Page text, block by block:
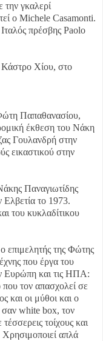
γκαλερί
ο Michele Casamonti.
πρέσβης Paolo
Χίου, στο
Παπαθανασίου,
έκθεση του Νάκη
Γουλανδρή στην
εικαστικού στην
Παναγιωτίδης
Ελβετία το 1973.
του κυκλαδίτικου
επιμελητής της Φώτης
που έργα του
Ευρώπη και τις ΗΠΑ:
που τον απασχολεί σε
και οι μύθοι και ο
σαν white box, τον
τοίχους και
απλά